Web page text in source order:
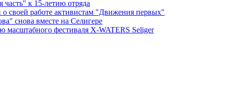
к 15-летию отряда
своей работе активистам "Движения первых"
снова вместе на Селигере
масштабного фестиваля X-WATERS Seliger